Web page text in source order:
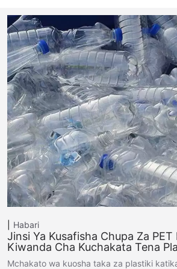
Habari
Jinsi Ya Kusafisha Chupa Za PET
Kiwanda Cha Kuchakata Tena
Mchakato wa kuosha taka za plastiki